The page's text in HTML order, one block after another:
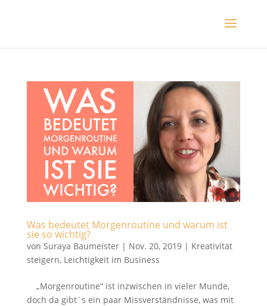
Was bedeutet Morgenroutine und warum ist
sie so wichtig?
von Suraya Baumeister| Nov. 20, 2019| Kreativität
steigern, Leichtigkeit im Business
„Morgenroutine“ ist inzwischen in vieler Munde,
doch da gibt´s ein paar Missverständnisse, was mit